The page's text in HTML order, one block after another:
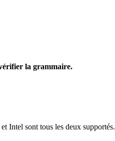
la grammaire.
Intel sont tous les deux supportés.